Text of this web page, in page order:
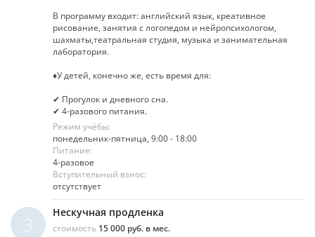
В программу входит: английский язык, креативное
рисование, занятия с логопедом и нейропсихологом,
шахматы,театральная студия, музыка и занимательная
лаборатория.
♦У детей, конечно же, есть время для:
✔ Прогулок и дневного сна.
✔ 4-разового питания.
Режим учёбы:
понедельник-пятница, 9:00 - 18:00
Питание:
4-разовое
Вступительный взнос:
отсутствует
3
Нескучная продленка
стоимость 15 000 руб. в мес.